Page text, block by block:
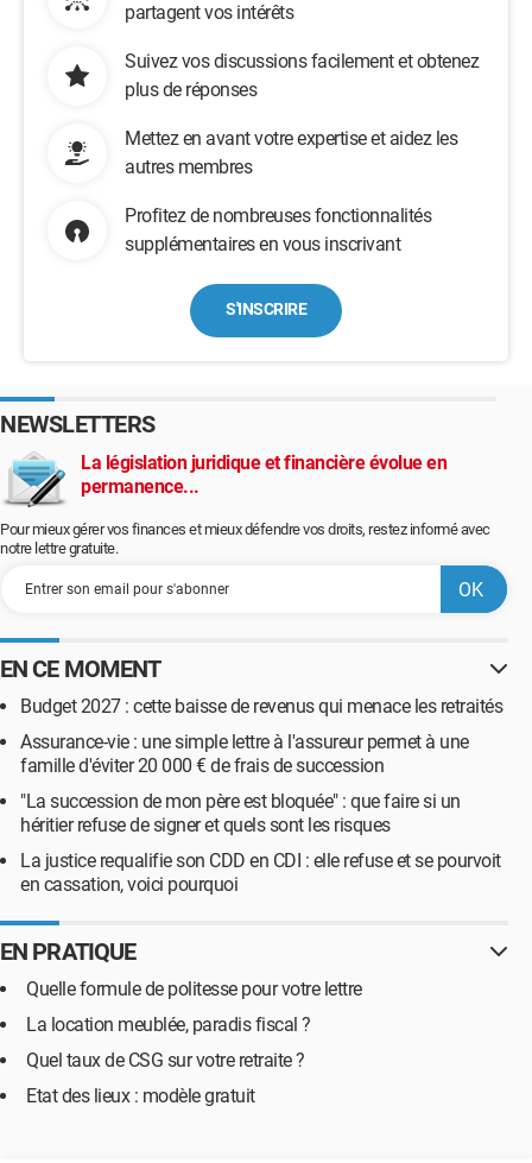
partagent vos intérêts
Suivez vos discussions facilement et obtenez
plus de réponses
Mettez en avant votre expertise et aidez les
autres membres
Profitez de nombreuses fonctionnalités
supplémentaires en vous inscrivant
S'INSCRIRE
NEWSLETTERS
La législation juridique et financière évolue en
permanence...
Pour mieux gérer vos finances et mieux défendre vos droits, restez informé avec
notre lettre gratuite.
EN CE MOMENT
Budget 2027 : cette baisse de revenus qui menace les retraités
Assurance-vie : une simple lettre à l'assureur permet à une
famille d'éviter 20 000 € de frais de succession
"La succession de mon père est bloquée" : que faire si un
héritier refuse de signer et quels sont les risques
La justice requalifie son CDD en CDI : elle refuse et se pourvoit
en cassation, voici pourquoi
EN PRATIQUE
Quelle formule de politesse pour votre lettre
La location meublée, paradis fiscal ?
Quel taux de CSG sur votre retraite ?
Etat des lieux : modèle gratuit